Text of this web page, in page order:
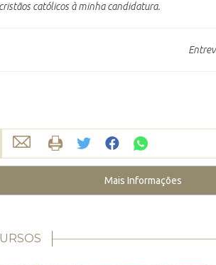
católicos à minha candidatura.
Mais Informações